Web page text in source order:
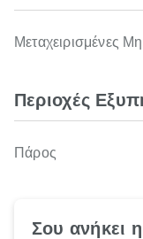
Μεταχειρισμένες
Περιοχές
Πάρος
Σου ανήκει